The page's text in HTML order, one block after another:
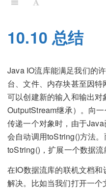
10.10 总结
Java IO流库能满足我们的
台、文件、内存块甚至因特
可以创建新的输入和输出
OutputStream继承）。向
传递一个对象时，由于
会自动调用toString()方法
toString()，扩展一个数据流
在IO数据流库的联机文档
解决。比如当我们打开一